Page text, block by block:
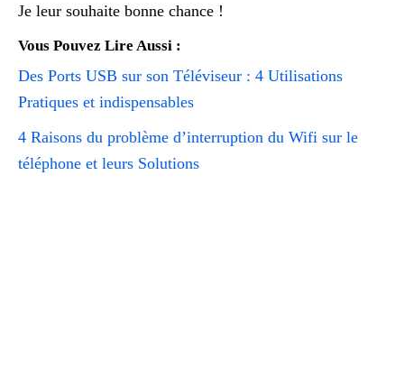
Je leur souhaite bonne chance !
Vous Pouvez Lire Aussi :
Des Ports USB sur son Téléviseur : 4 Utilisations
Pratiques et indispensables
4 Raisons du problème d’interruption du Wifi sur le
téléphone et leurs Solutions